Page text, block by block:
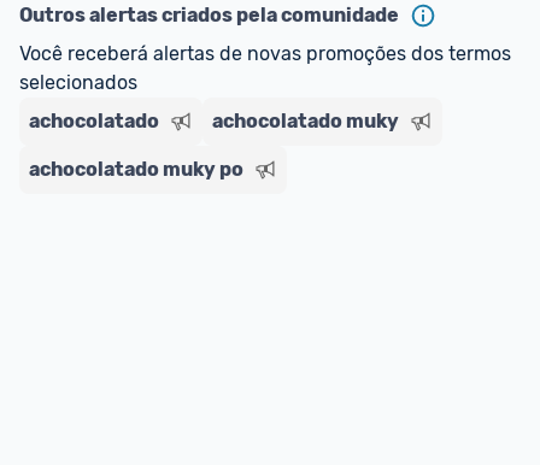
Outros alertas criados pela comunidade
Você receberá alertas de novas promoções dos termos
selecionados
achocolatado
achocolatado muky
achocolatado muky po